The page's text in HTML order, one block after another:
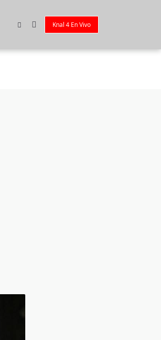
Knal 4 En Vivo